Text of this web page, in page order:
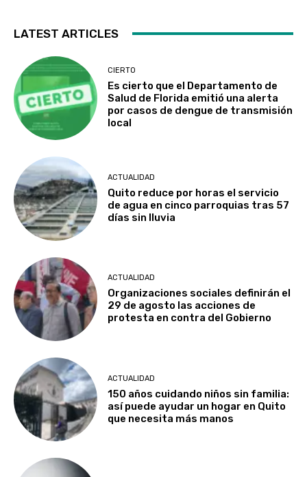
LATEST ARTICLES
CIERTO
Es cierto que el Departamento de
Salud de Florida emitió una alerta
por casos de dengue de transmisión
local
ACTUALIDAD
Quito reduce por horas el servicio
de agua en cinco parroquias tras 57
días sin lluvia
ACTUALIDAD
Organizaciones sociales definirán el
29 de agosto las acciones de
protesta en contra del Gobierno
ACTUALIDAD
150 años cuidando niños sin familia:
así puede ayudar un hogar en Quito
que necesita más manos